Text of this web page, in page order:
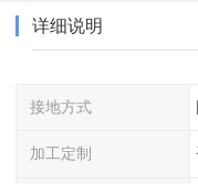
详细说明
接地方式
加工定制